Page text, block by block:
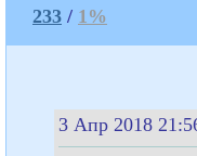
233 / 1%
3 Апр 2018